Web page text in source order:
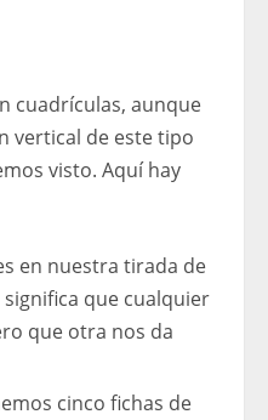
cuadrículas, aunque
vertical de este tipo
visto. Aquí hay
en nuestra tirada de
que cualquier
que otra nos da
cinco fichas de